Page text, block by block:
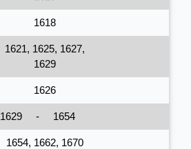
1618
1621, 1625, 1627,
1629
1626
1629 - 1654
1654, 1662, 1670